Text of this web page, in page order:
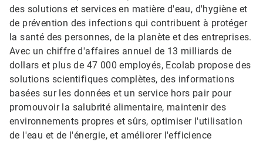
des solutions et services en matière d'eau, d'hygiène et
de prévention des infections qui contribuent à protéger
la santé des personnes, de la planète et des entreprises.
Avec un chiffre d'affaires annuel de 13 milliards de
dollars et plus de 47 000 employés, Ecolab propose des
solutions scientifiques complètes, des informations
basées sur les données et un service hors pair pour
promouvoir la salubrité alimentaire, maintenir des
environnements propres et sûrs, optimiser l'utilisation
de l'eau et de l'énergie, et améliorer l'efficience